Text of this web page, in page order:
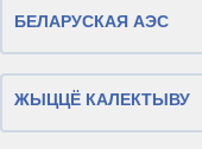
БЕЛАРУСКАЯ АЭС
ЖЫЦЦЁ КАЛЕКТЫВУ